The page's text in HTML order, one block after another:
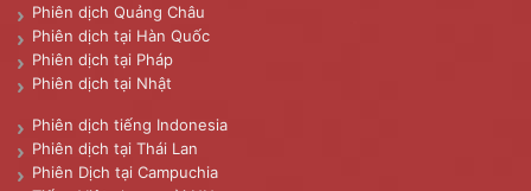
Phiên dịch Quảng Châu
Phiên dịch tại Hàn Quốc
Phiên dịch tại Pháp
Phiên dịch tại Nhật
Phiên dịch tiếng Indonesia
Phiên dịch tại Thái Lan
Phiên Dịch tại Campuchia